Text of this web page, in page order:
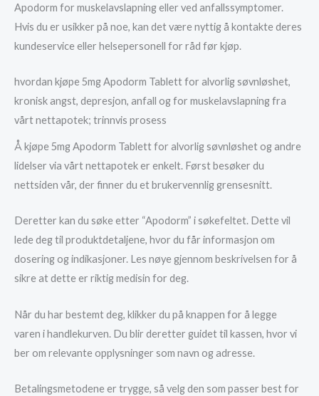
Apodorm for muskelavslapning eller ved anfallssymptomer.
Hvis du er usikker på noe, kan det være nyttig å kontakte deres
kundeservice eller helsepersonell for råd før kjøp.
hvordan kjøpe 5mg Apodorm Tablett for alvorlig søvnløshet,
kronisk angst, depresjon, anfall og for muskelavslapning fra
vårt nettapotek; trinnvis prosess
Å kjøpe 5mg Apodorm Tablett for alvorlig søvnløshet og andre
lidelser via vårt nettapotek er enkelt. Først besøker du
nettsiden vår, der finner du et brukervennlig grensesnitt.
Deretter kan du søke etter “Apodorm” i søkefeltet. Dette vil
lede deg til produktdetaljene, hvor du får informasjon om
dosering og indikasjoner. Les nøye gjennom beskrivelsen for å
sikre at dette er riktig medisin for deg.
Når du har bestemt deg, klikker du på knappen for å legge
varen i handlekurven. Du blir deretter guidet til kassen, hvor vi
ber om relevante opplysninger som navn og adresse.
Betalingsmetodene er trygge, så velg den som passer best for